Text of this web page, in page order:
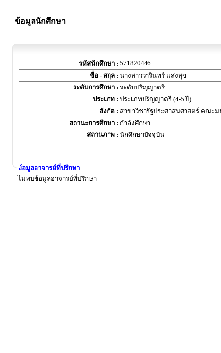
ข้อมูลนักศึกษา
รหัสนักศึกษา : 571820446
ชื่อ - สกุล : นางสาววารินทร์ แสงสุข
ระดับการศึกษา : ระดับปริญญาตรี
ประเภท : ประเภทปริญญาตรี (4-5 ปี)
สังกัด : สาขาวิชารัฐประศาสนศาสตร์ คณะ
สถานะการศึกษา : กำลังศึกษา
สถานภาพ : นักศึกษาปัจจุบัน
ข้อมูลอาจารย์ที่ปรึกษา
ไม่พบข้อมูลอาจารย์ที่ปรึกษา